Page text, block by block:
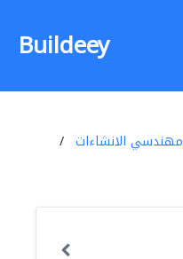
Buildeey
مهندسي الانشاءات